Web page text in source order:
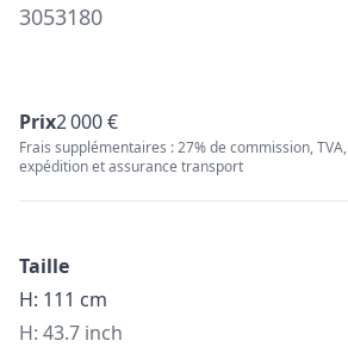
3053180
Prix2 000 €
Frais supplémentaires : 27% de commission, TVA,
expédition et assurance transport
Taille
H: 111 cm
H: 43.7 inch